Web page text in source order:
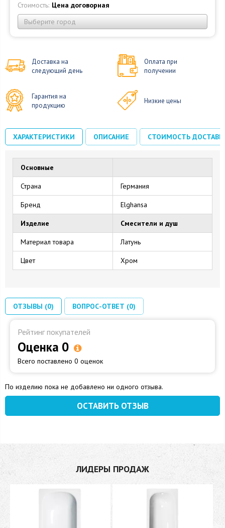
Стоимость: Цена договорная
Выберите город
Доставка на
следующий день
Оплата при
получении
Гарантия на
продукцию
Низкие цены
ХАРАКТЕРИСТИКИ ОПИСАНИЕ СТОИМОСТЬ
Основные
Страна Германия
Бренд Elghansa
Изделие Смесители и душ
Материал товара Латунь
Цвет Хром
ОТЗЫВЫ (0) ВОПРОС-ОТВЕТ (0)
Рейтинг покупателей
Оценка 0
Всего поставлено 0 оценок
По изделию пока не добавлено ни одного отзыва.
ОСТАВИТЬ ОТЗЫВ
ЛИДЕРЫ ПРОДАЖ